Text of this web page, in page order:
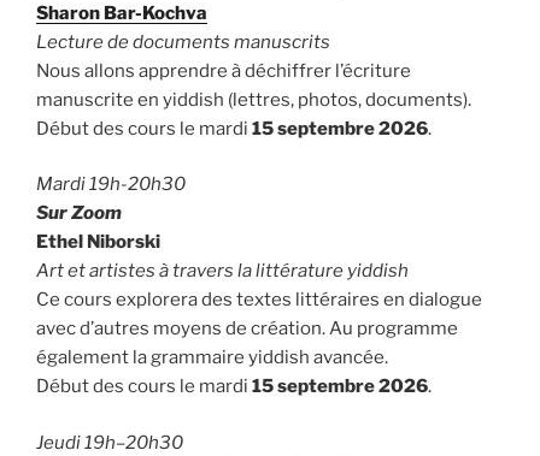
Sharon Bar-Kochva
Lecture de documents manuscrits
Nous allons apprendre à déchiffrer l’écriture
manuscrite en yiddish (lettres, photos, documents).
Début des cours le mardi 15 septembre 2026.
Mardi 19h-20h30
Sur Zoom
Ethel Niborski
Art et artistes à travers la littérature yiddish
Ce cours explorera des textes littéraires en dialogue
avec d’autres moyens de création. Au programme
également la grammaire yiddish avancée.
Début des cours le mardi 15 septembre 2026.
Jeudi 19h–20h30